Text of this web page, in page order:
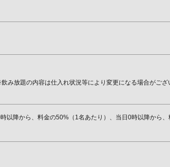
放題の内容は仕入れ状況等により変更になる場合がござ
以降から、料金の50%（1名あたり）、当日0時以降から